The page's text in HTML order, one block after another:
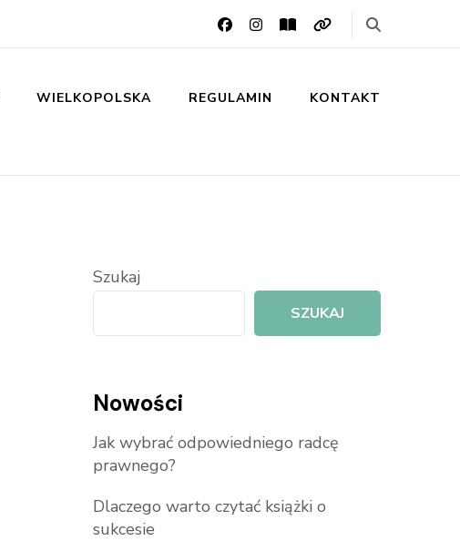
WIELKOPOLSKA REGULAMIN KONTAKT
Szukaj
SZUKAJ
Nowości
Jak wybrać odpowiedniego radcę
prawnego?
Dlaczego warto czytać książki o
sukcesie